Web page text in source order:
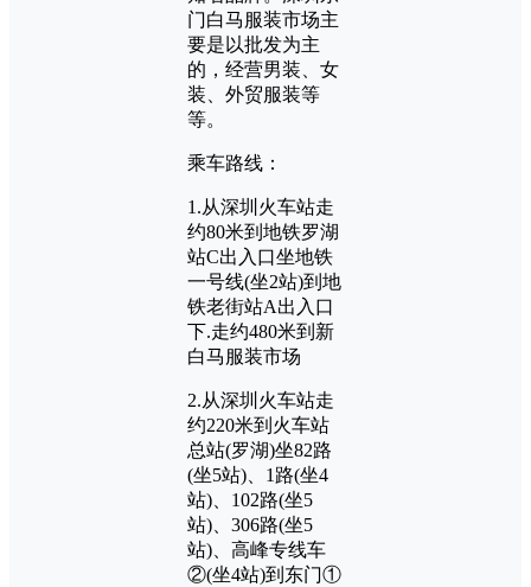
门白马服装市场主
要是以批发为主
的，经营男装、女
装、外贸服装等
等。
乘车路线：
1.从深圳火车站走
约80米到地铁罗湖
站C出入口坐地铁
一号线(坐2站)到地
铁老街站A出入口
下.走约480米到新
白马服装市场
2.从深圳火车站走
约220米到火车站
总站(罗湖)坐82路
(坐5站)、1路(坐4
站)、102路(坐5
站)、306路(坐5
站)、高峰专线车
②(坐4站)到东门①